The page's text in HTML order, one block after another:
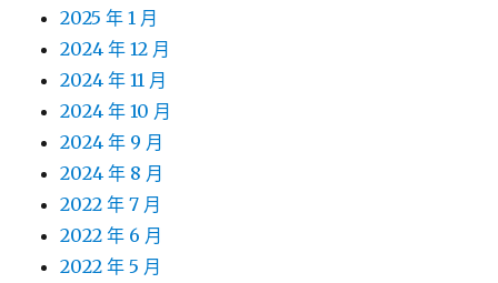
2025 年 1 月
2024 年 12 月
2024 年 11 月
2024 年 10 月
2024 年 9 月
2024 年 8 月
2022 年 7 月
2022 年 6 月
2022 年 5 月